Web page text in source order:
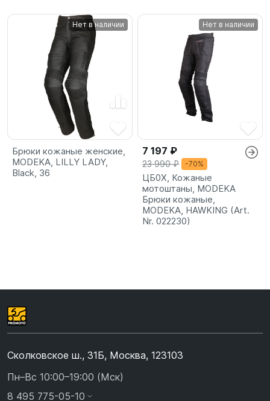
Нет в наличии
Брюки кожаные женские,
MODEKA, LILLY LADY,
Black, 36
Нет в наличии
7 197 ₽
23 990 ₽ -70%
ЦБ0X, Кожаные
мотоштаны, MODEKA
Брюки кожаные,
MODEKA, HAWKING (Art.
Nr. 022230)
Сколковское ш., 31Б, Москва, 123103
Пн–Вс 10:00–19:00 (Мск)
8 495 775-05-10